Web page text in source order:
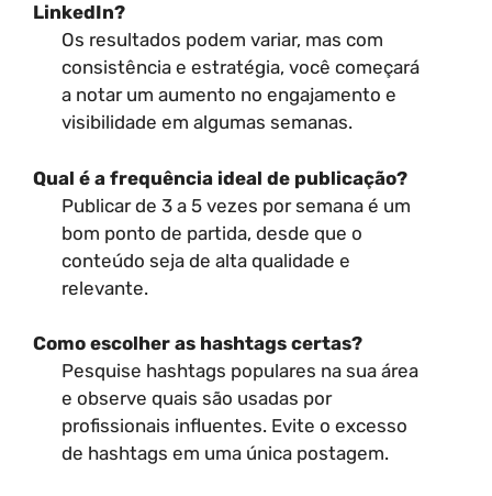
LinkedIn?
Os resultados podem variar, mas com
consistência e estratégia, você começará
a notar um aumento no engajamento e
visibilidade em algumas semanas.
Qual é a frequência ideal de publicação?
Publicar de 3 a 5 vezes por semana é um
bom ponto de partida, desde que o
conteúdo seja de alta qualidade e
relevante.
Como escolher as hashtags certas?
Pesquise hashtags populares na sua área
e observe quais são usadas por
profissionais influentes. Evite o excesso
de hashtags em uma única postagem.